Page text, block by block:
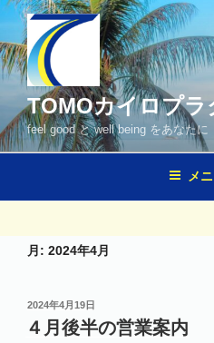
コ
テ
ン
へ
ス
プ
TOMOカイロプ
feel good と well being をあなたに
メ
月: 2024年4月
投
稿
日:
2024年4月19日
４月後半の営業案内